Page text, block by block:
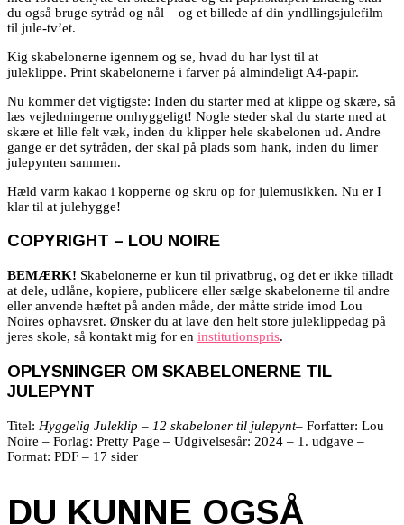
du også bruge sytråd og nål – og et billede af din yndllingsjulefilm
til jule-tv’et.
Kig skabelonerne igennem og se, hvad du har lyst til at
juleklippe. Print skabelonerne i farver på almindeligt A4-papir.
Nu kommer det vigtigste: Inden du starter med at klippe og skære, så
læs vejledningerne omhyggeligt! Nogle steder skal du starte med at
skære et lille felt væk, inden du klipper hele skabelonen ud. Andre
gange er det sytråden, der skal på plads som hank, inden du limer
julepynten sammen.
Hæld varm kakao i kopperne og skru op for julemusikken. Nu er I
klar til at julehygge!
COPYRIGHT – LOU NOIRE
BEMÆRK! Skabelonerne er kun til privatbrug, og det er ikke tilladt
at dele, udlåne, kopiere, publicere eller sælge skabelonerne til andre
eller anvende hæftet på anden måde, der måtte stride imod Lou
Noires ophavsret. Ønsker du at lave den helt store juleklippedag på
jeres skole, så kontakt mig for en institutionspris.
OPLYSNINGER OM SKABELONERNE TIL
JULEPYNT
Titel: Hyggelig Juleklip – 12 skabeloner til julepynt– Forfatter: Lou
Noire – Forlag: Pretty Page – Udgivelsesår: 2024 – 1. udgave –
Format: PDF – 17 sider
DU KUNNE OGSÅ